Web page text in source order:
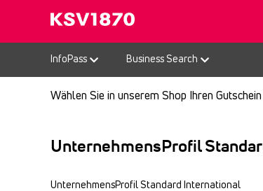
InfoPass Business Search
Wählen Sie in unserem Shop Ihren
UnternehmensProfil
UnternehmensProfil Standard International